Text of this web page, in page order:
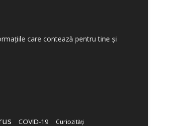
care contează pentru tine și
COVID-19 Curiozități